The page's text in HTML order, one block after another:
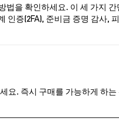
을 확인하세요. 이 세 가지
증(2FA), 준비금 증명 감사,
. 즉시 구매를 가능하게 하